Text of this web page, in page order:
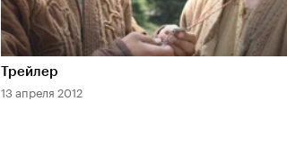
Длительность 2 мин
Трейлер
13 апреля 2012